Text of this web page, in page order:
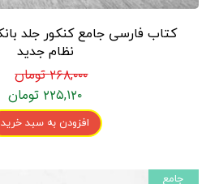
نظام جدید
۲۶۸,۰۰۰ تومان
۲۲۵,۱۲۰ تومان
افزودن به سبد خرید
جامع